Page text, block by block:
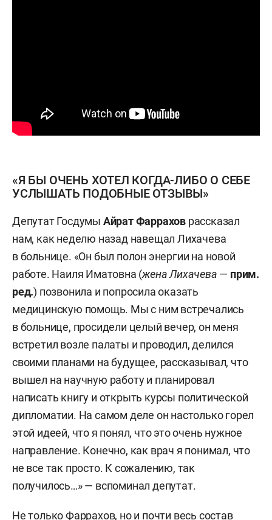
«Я БЫ ОЧЕНЬ ХОТЕЛ КОГДА-ЛИБО О СЕБЕ
УСЛЫШАТЬ ПОДОБНЫЕ ОТЗЫВЫ»
Депутат Госдумы Айрат Фаррахов рассказал
нам, как неделю назад навещал Лихачева
в больнице. «Он был полон энергии на новой
работе. Наиля Иматовна (жена Лихачева — прим.
ред.) позвонила и попросила оказать
медицинскую помощь. Мы с ним встречались
в больнице, просидели целый вечер, он меня
встретил возле палаты и проводил, делился
своими планами на будущее, рассказывал, что
вышел на научную работу и планировал
написать книгу и открыть курсы политической
дипломатии. На самом деле он настолько горел
этой идеей, что я понял, что это очень нужное
направление. Конечно, как врач я понимал, что
не все так просто. К сожалению, так
получилось…» — вспоминал депутат.
Не только Фаррахов, но и почти весь состав